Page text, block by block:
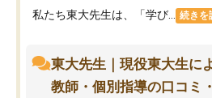
私たち東大先生は、「学び... 続きを
東大先生｜現役東大生に
教師・個別指導の口コミ